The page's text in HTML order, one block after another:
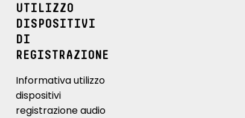
UTILIZZO
DISPOSITIVI
DI
REGISTRAZIONE
Informativa utilizzo
dispositivi
registrazione audio